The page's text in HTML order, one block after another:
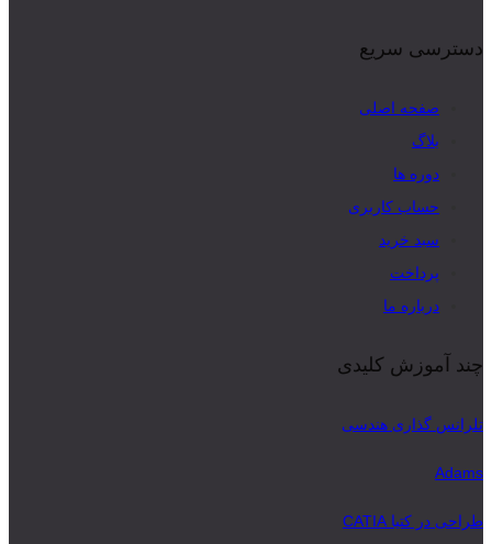
دسترسی سریع
صفحه اصلی
بلاگ
دوره ها
حساب کاربری
سبد خرید
پرداخت
درباره ما
چند آموزش کلیدی
تلرانس گذاری هندسی
Adams
طراحی در کتیا CATIA